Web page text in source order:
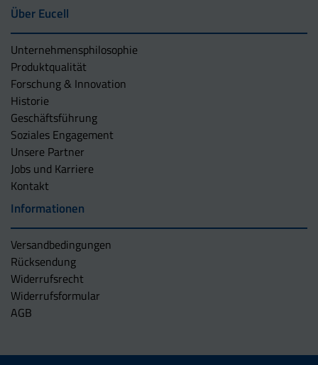
Über Eucell
Unternehmens­philosophie
Produktqualität
Forschung & Innovation
Historie
Geschäftsführung
Soziales Engagement
Unsere Partner
Jobs und Karriere
Kontakt
Informationen
Versandbedingungen
Rücksendung
Widerrufsrecht
Widerrufsformular
AGB